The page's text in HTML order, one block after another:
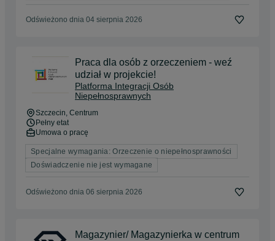
Odświeżono dnia 04 sierpnia 2026
Praca dla osób z orzeczeniem - weź
udział w projekcie!
Platforma Integracji Osób
Niepełnosprawnych
Szczecin, Centrum
Pełny etat
Umowa o pracę
Specjalne wymagania: Orzeczenie o niepełnosprawności
Doświadczenie nie jest wymagane
Odświeżono dnia 06 sierpnia 2026
Magazynier/ Magazynierka w centrum